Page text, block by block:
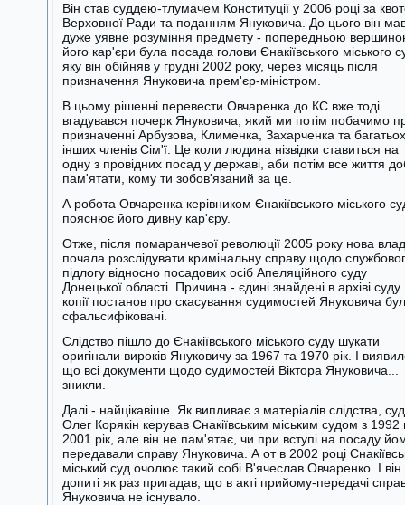
Він став суддею-тлумачем Конституції у 2006 році за
Верховної Ради та поданням Януковича. До цього він
дуже уявне розуміння предмету - попередньою
його кар'єри була посада голови Єнакіївського міського
яку він обійняв у грудні 2002 року, через місяць після
призначення Януковича прем'єр-міністром.
В цьому рішенні перевести Овчаренка до КС вже тоді
вгадувався почерк Януковича, який ми потім побачимо
призначенні Арбузова, Клименка, Захарченка та багатьох
інших членів Сім'ї. Це коли людина нізвідки ставиться на
одну з провідних посад у державі, аби потім все життя
пам'ятати, кому ти зобов'язаний за це.
А робота Овчаренка керівником Єнакіївського міського
пояснює його дивну кар'єру.
Отже, після помаранчевої революції 2005 року нова
почала розслідувати кримінальну справу щодо
підлогу відносно посадових осіб Апеляційного суду
Донецької області. Причина - єдині знайдені в архіві суду
копії постанов про скасування судимостей Януковича
сфальсифіковані.
Слідство пішло до Єнакіївського міського суду шукати
оригінали вироків Януковичу за 1967 та 1970 рік. І
що всі документи щодо судимостей Віктора Януковича...
зникли.
Далі - найцікавіше. Як випливає з матеріалів слідства,
Олег Корякін керував Єнакіївським міським судом з 1992
2001 рік, але він не пам'ятає, чи при вступі на посаду
передавали справу Януковича. А от в 2002 році
міський суд очолює такий собі В'ячеслав Овчаренко. І
допиті як раз пригадав, що в акті прийому-передачі
Януковича не існувало.